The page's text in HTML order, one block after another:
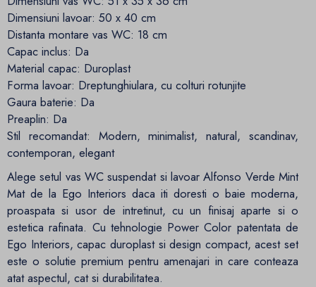
Dimensiuni lavoar: 50 x 40 cm
Distanta montare vas WC: 18 cm
Capac inclus: Da
Material capac: Duroplast
Forma lavoar: Dreptunghiulara, cu colturi rotunjite
Gaura baterie: Da
Preaplin: Da
Stil recomandat: Modern, minimalist, natural, scandinav,
contemporan, elegant
Alege setul vas WC suspendat si lavoar Alfonso Verde Mint
Mat de la Ego Interiors daca iti doresti o baie moderna,
proaspata si usor de intretinut, cu un finisaj aparte si o
estetica rafinata. Cu tehnologie Power Color patentata de
Ego Interiors, capac duroplast si design compact, acest set
este o solutie premium pentru amenajari in care conteaza
atat aspectul, cat si durabilitatea.